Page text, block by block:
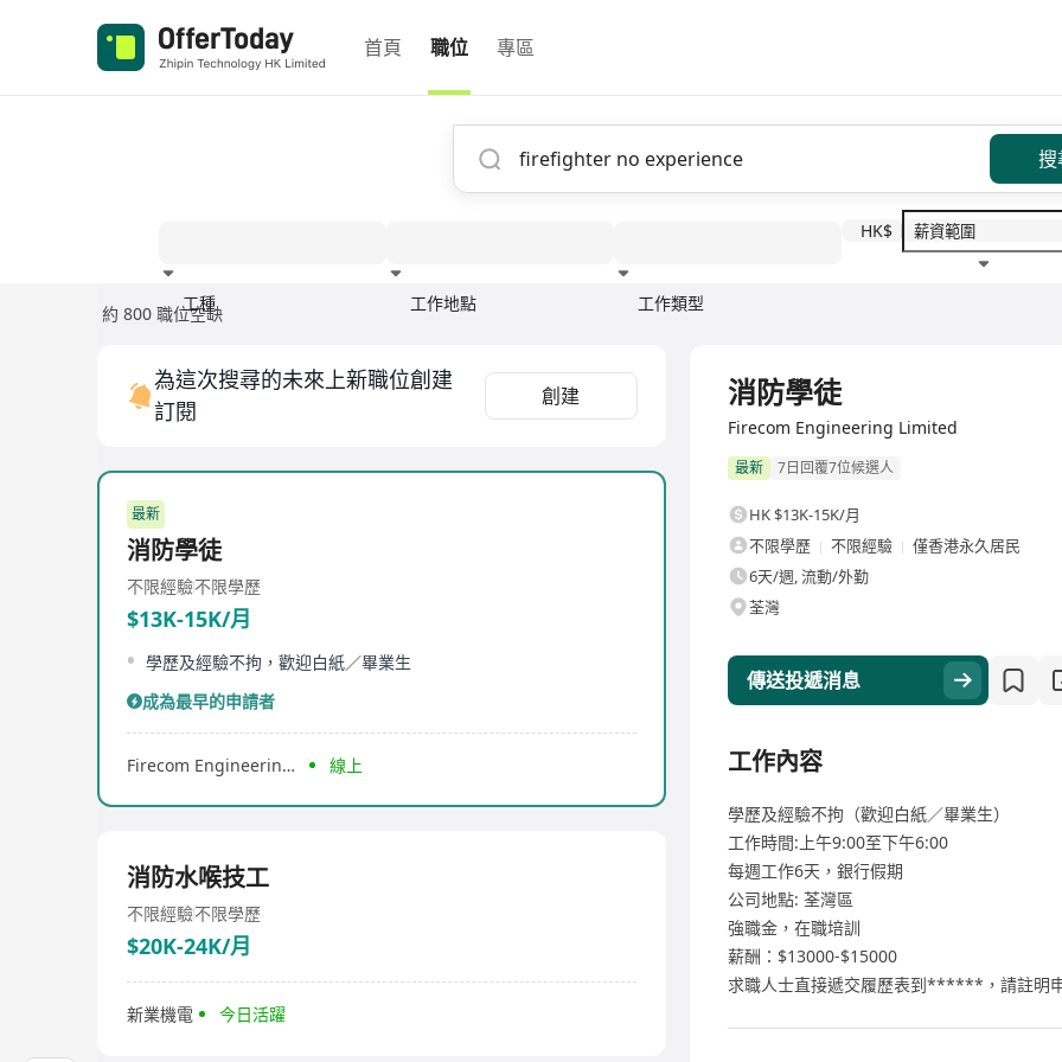
首頁 職位 專區
搜
工種 工作地點 工作類型
HK$
約 800 職位空缺
為這次搜尋的未來上新職位創建
訂閱
創建
最新
消防學徒
不限經驗不限學歷
$13K-15K/月
學歷及經驗不拘，歡迎白紙／畢業生
成為最早的申請者
Firecom Engineering Limited 線上
消防水喉技工
不限經驗不限學歷
$20K-24K/月
新業機電 今日活躍
消防學徒
Firecom Engineering Limited
最新 7日回覆7位候選人
HK $13K-15K/月
不限學歷
不限經驗
僅香港永久居民
6天/週, 流動/外勤
荃灣
傳送投遞消息
工作內容
學歷及經驗不拘（歡迎白紙／畢業生）
工作時間:上午9:00至下午6:00
每週工作6天，銀行假期
公司地點: 荃灣區
強職金，在職培訓
薪酬：$13000-$15000
求職人士直接遞交履歷表到******，請註明